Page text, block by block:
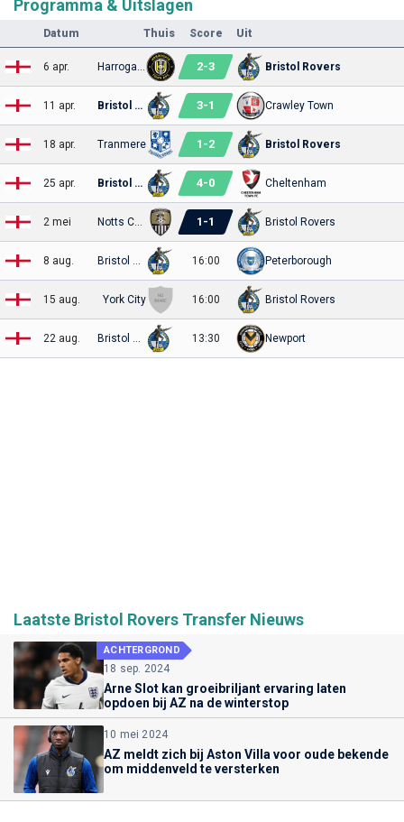
Programma & Uitslagen
Datum Thuis Score Uit
6 apr. Harrogate 2-3 Bristol Rovers
11 apr. Bristol Rovers 3-1 Crawley Town
18 apr. Tranmere 1 -2 Bristol Rovers
25 apr. Bristol Rovers 4-0 Cheltenham
2 mei Notts County 1 -1 Bristol Rovers
8 aug. Bristol Rovers 16:00 Peterborough
15 aug. York City 16:00 Bristol Rovers
22 aug. Bristol Rovers 13:30 Newport
Laatste Bristol Rovers Transfer Nieuws
ACHTERGROND
18 sep. 2024
Arne Slot kan groeibriljant ervaring laten
opdoen bij AZ na de winterstop
10 mei 2024
AZ meldt zich bij Aston Villa voor oude bekende
om middenveld te versterken